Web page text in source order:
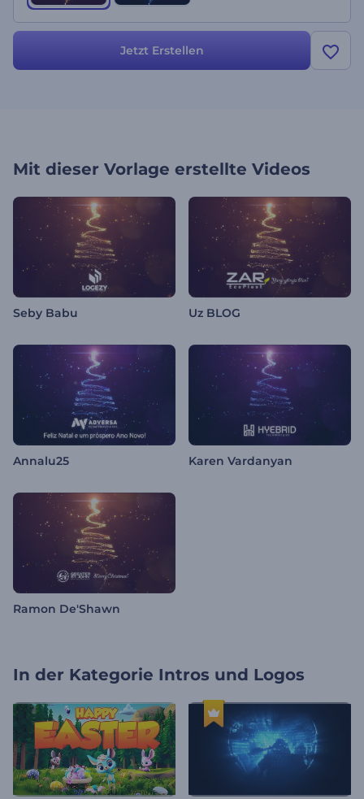
Jetzt Erstellen
Mit dieser Vorlage erstellte Videos
Seby Babu Uz BLOG
Annalu25 Karen Vardanyan
Ramon De'Shawn
In der Kategorie Intros und Logos